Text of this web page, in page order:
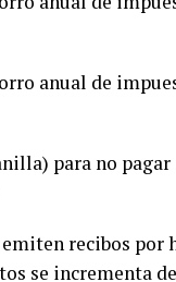
anual de
para no
recibos
se incrementa de